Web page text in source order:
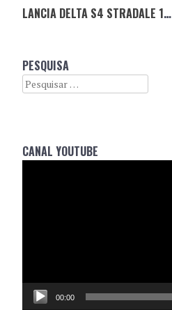
LANCIA DELTA S4 STRADALE 1988
PESQUISA
Search
CANAL YOUTUBE
00:00